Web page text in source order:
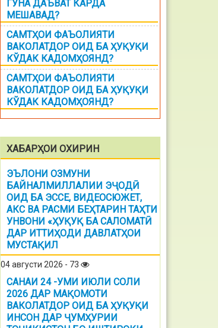
ГУНА ДАЪВАТ КАРДА
МЕШАВАД?
САМТҲОИ ФАЪОЛИЯТИ
ВАКОЛАТДОР ОИД БА ҲУҚУҚИ
КЎДАК КАДОМҲОЯНД?
САМТҲОИ ФАЪОЛИЯТИ
ВАКОЛАТДОР ОИД БА ҲУҚУҚИ
КЎДАК КАДОМҲОЯНД?
ХАБАРҲОИ ОХИРИН
ЭЪЛОНИ ОЗМУНИ
БАЙНАЛМИЛЛАЛИИ ЭҶОДӢ
ОИД БА ЭССЕ, ВИДЕОСЮЖЕТ,
АКС ВА РАСМИ БЕҲТАРИН ТАҲТИ
УНВОНИ «ҲУҚУҚ БА САЛОМАТӢ
ДАР ИТТИҲОДИ ДАВЛАТҲОИ
МУСТАҚИЛ
04 августи 2026 - 73
САНАИ 24 -УМИ ИЮЛИ СОЛИ
2026 ДАР МАҚОМОТИ
ВАКОЛАТДОР ОИД БА ҲУҚУҚИ
ИНСОН ДАР ҶУМҲУРИИ